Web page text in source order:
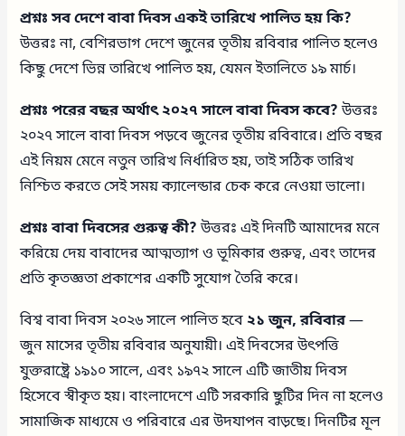
প্রশ্নঃ সব দেশে বাবা দিবস একই তারিখে পালিত হয় কি?
উত্তরঃ না, বেশিরভাগ দেশে জুনের তৃতীয় রবিবার পালিত হলেও
কিছু দেশে ভিন্ন তারিখে পালিত হয়, যেমন ইতালিতে ১৯ মার্চ।
প্রশ্নঃ পরের বছর অর্থাৎ ২০২৭ সালে বাবা দিবস কবে?উত্তরঃ
২০২৭ সালে বাবা দিবস পড়বে জুনের তৃতীয় রবিবারে। প্রতি বছর
এই নিয়ম মেনে নতুন তারিখ নির্ধারিত হয়, তাই সঠিক তারিখ
নিশ্চিত করতে সেই সময় ক্যালেন্ডার চেক করে নেওয়া ভালো।
প্রশ্নঃ বাবা দিবসের গুরুত্ব কী?উত্তরঃ এই দিনটি আমাদের মনে
করিয়ে দেয় বাবাদের আত্মত্যাগ ও ভূমিকার গুরুত্ব, এবং তাদের
প্রতি কৃতজ্ঞতা প্রকাশের একটি সুযোগ তৈরি করে।
বিশ্ব বাবা দিবস ২০২৬ সালে পালিত হবে ২১ জুন, রবিবার—
জুন মাসের তৃতীয় রবিবার অনুযায়ী। এই দিবসের উৎপত্তি
যুক্তরাষ্ট্রে ১৯১০ সালে, এবং ১৯৭২ সালে এটি জাতীয় দিবস
হিসেবে স্বীকৃত হয়। বাংলাদেশে এটি সরকারি ছুটির দিন না হলেও
সামাজিক মাধ্যমে ও পরিবারে এর উদযাপন বাড়ছে। দিনটির মূল